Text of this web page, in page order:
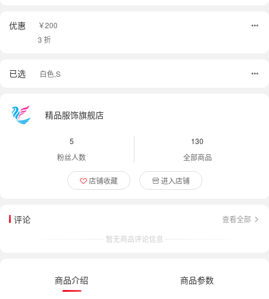
优惠
￥200
3 折
已选 白色,S
精品服饰旗舰店
5
粉丝人数
130
全部商品
店铺收藏 进入店铺
评论
查看全部
暂无商品评论信息
商品介绍 商品参数